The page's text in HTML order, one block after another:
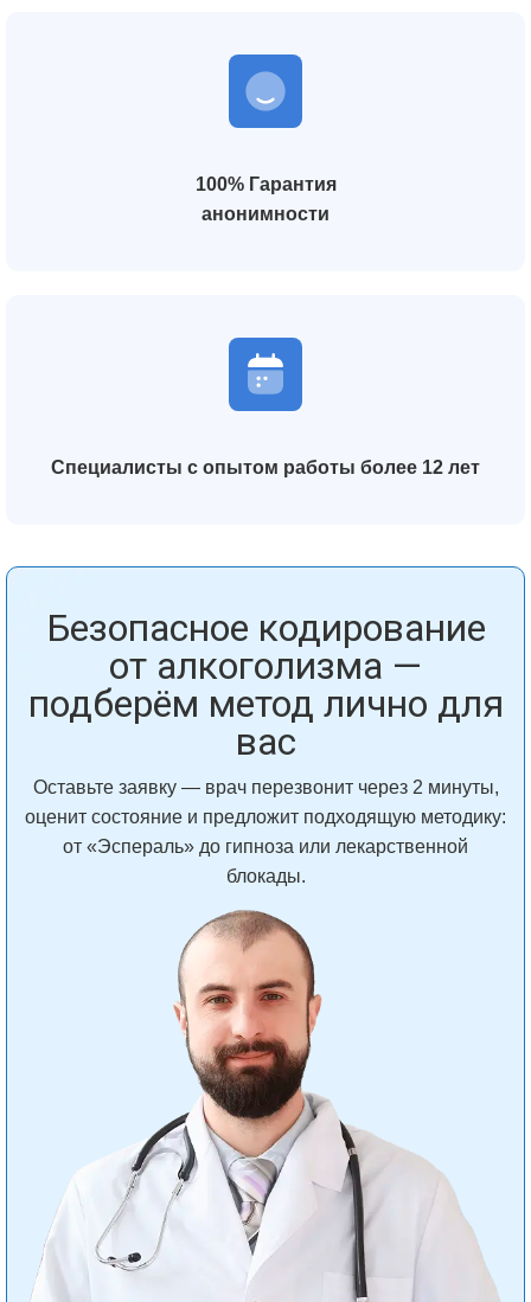
100% Гарантия
анонимности
Специалисты с опытом работы более 12 лет
Безопасное кодирование
от алкоголизма —
подберём метод лично для
вас
Оставьте заявку — врач перезвонит через 2 минуты,
оценит состояние и предложит подходящую методику:
от «Эспераль» до гипноза или лекарственной
блокады.